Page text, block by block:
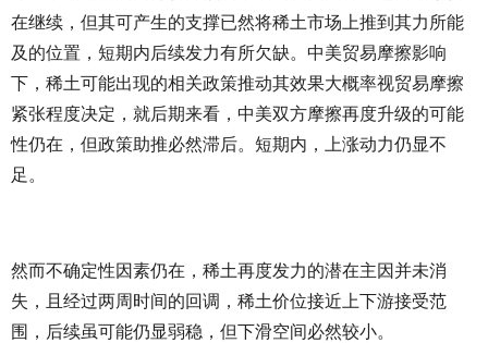
在继续，但其可产生的支撑已然将稀土市场上推到其力所能
及的位置，短期内后续发力有所欠缺。中美贸易摩擦影响
下，稀土可能出现的相关政策推动其效果大概率视贸易摩擦
紧张程度决定，就后期来看，中美双方摩擦再度升级的可能
性仍在，但政策助推必然滞后。短期内，上涨动力仍显不
足。
然而不确定性因素仍在，稀土再度发力的潜在主因并未消
失，且经过两周时间的回调，稀土价位接近上下游接受范
围，后续虽可能仍显弱稳，但下滑空间必然较小。